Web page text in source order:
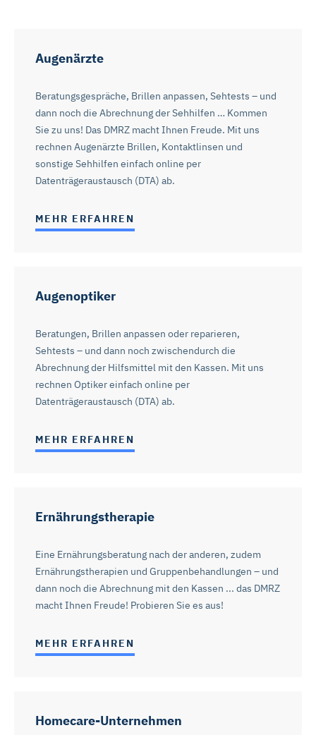
Augenärzte
Beratungsgespräche, Brillen anpassen, Sehtests – und
dann noch die Abrechnung der Sehhilfen … Kommen
Sie zu uns! Das DMRZ macht Ihnen Freude. Mit uns
rechnen Augenärzte Brillen, Kontaktlinsen und
sonstige Sehhilfen einfach online per
Datenträgeraustausch (DTA) ab.
MEHR ERFAHREN
Augenoptiker
Beratungen, Brillen anpassen oder reparieren,
Sehtests – und dann noch zwischendurch die
Abrechnung der Hilfsmittel mit den Kassen. Mit uns
rechnen Optiker einfach online per
Datenträgeraustausch (DTA) ab.
MEHR ERFAHREN
Ernährungstherapie
Eine Ernährungsberatung nach der anderen, zudem
Ernährungstherapien und Gruppenbehandlungen – und
dann noch die Abrechnung mit den Kassen ... das DMRZ
macht Ihnen Freude! Probieren Sie es aus!
MEHR ERFAHREN
Homecare-Unternehmen